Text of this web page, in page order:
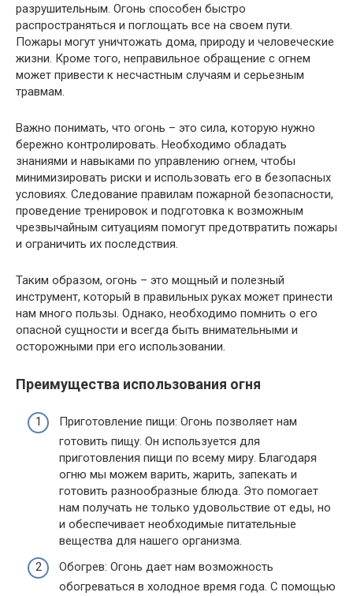
разрушительным. Огонь способен быстро
распространяться и поглощать все на своем пути.
Пожары могут уничтожать дома, природу и человеческие
жизни. Кроме того, неправильное обращение с огнем
может привести к несчастным случаям и серьезным
травмам.
Важно понимать, что огонь – это сила, которую нужно
бережно контролировать. Необходимо обладать
знаниями и навыками по управлению огнем, чтобы
минимизировать риски и использовать его в безопасных
условиях. Следование правилам пожарной безопасности,
проведение тренировок и подготовка к возможным
чрезвычайным ситуациям помогут предотвратить пожары
и ограничить их последствия.
Таким образом, огонь – это мощный и полезный
инструмент, который в правильных руках может принести
нам много пользы. Однако, необходимо помнить о его
опасной сущности и всегда быть внимательными и
осторожными при его использовании.
Преимущества использования огня
Приготовление пищи: Огонь позволяет нам
готовить пищу. Он используется для
приготовления пищи по всему миру. Благодаря
огню мы можем варить, жарить, запекать и
готовить разнообразные блюда. Это помогает
нам получать не только удовольствие от еды, но
и обеспечивает необходимые питательные
вещества для нашего организма.
Обогрев: Огонь дает нам возможность
обогреваться в холодное время года. С помощью